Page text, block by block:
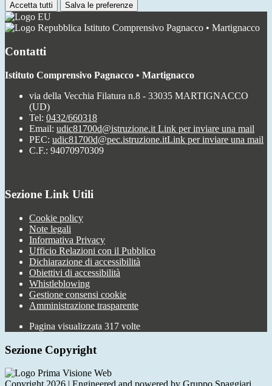
Accetta tutti Salva le preferenze
Istituto Comprensivo Pagnacco • Martignacco
Contatti
Istituto Comprensivo Pagnacco • Martignacco
via della Vecchia Filatura n.8 - 33035 MARTIGNACCO
(UD)
Tel: 0432/660318
Email: udic81700d@istruzione.it Link per inviare una mail
PEC: udic81700d@pec.istruzione.itLink per inviare una mail
C.F.: 94070970309
Sezione Link Utili
Cookie policy
Note legali
Informativa Privacy
Ufficio Relazioni con il Pubblico
Dichiarazione di accessibilità
Obiettivi di accessibilità
Whistleblowing
Gestione consensi cookie
Amministrazione trasparente
Pagina visualizzata 317 volte
Sezione Copyright